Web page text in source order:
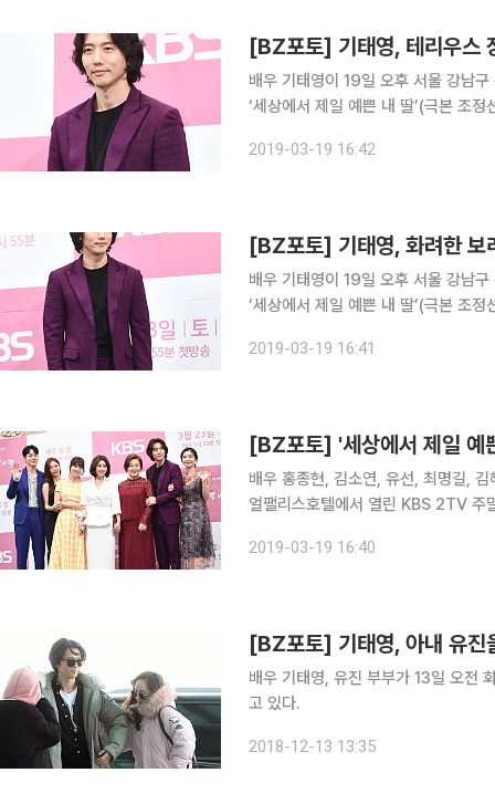
[BZ포토] 기태영, 테리우스
배우 기태영이 19일 오후 서울 강남
‘세상에서 제일 예쁜 내 딸’(극본 조
이 시대를 힘겹게 살아내고 있는 모든
2019-03-19 16:42
[BZ포토] 기태영, 화려한 보
배우 기태영이 19일 오후 서울 강남
‘세상에서 제일 예쁜 내 딸’(극본 조
이 시대를 힘겹게 살아내고 있는 모든
2019-03-19 16:41
[BZ포토] '세상에서 제일 예
배우 홍종현, 김소연, 유선, 최명길,
얼팰리스호텔에서 열린 KBS 2TV 주
애증의 관계가 돼버린 네 모녀의 이야
2019-03-19 16:40
[BZ포토] 기태영, 아내 유진
배우 기태영, 유진 부부가 13일 오전
고 있다.
2018-12-13 13:35